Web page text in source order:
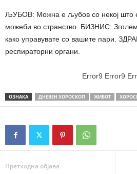
ЉУБОВ: Можна е љубов со некој што е
можеби во странство. БИЗНИС:
како управувате со вашите пари.
респираторни органи.
Error9 Error9
ОЗНАКА ДНЕВЕН ХОРОСКОП ЖИВОТ
Претходна објава